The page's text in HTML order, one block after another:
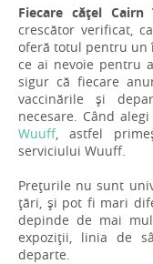
Fiecare cățel
crescător verificat,
oferă totul pentru un
ce ai nevoie pentru
sigur că fiecare
vaccinările și
necesare. Când
Wuuff, astfel
serviciului Wuuff.
Prețurile nu sunt
țări, și pot fi mari
depinde de mai
expoziții, linia de
departe.